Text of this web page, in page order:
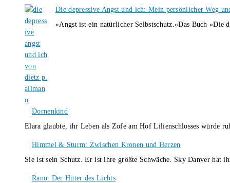
Die depressive Angst und ich: Mein persönlicher Weg
»Angst ist ein natürlicher Selbstschutz.«Das Buch
Dornenkind
Elara glaubte, ihr Leben als Zofe am Hof Lilienschlosses würde
Himmel & Sturm: Zwischen Kronen und Herzen
Sie ist sein Schutz. Er ist ihre größte Schwäche. Sky Danver
Rano: Der Hüter des Lichts